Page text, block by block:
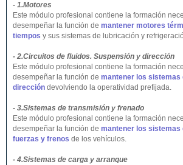
- 1.Motores
Este módulo profesional contiene la formación
desempeñar la función de mantener motores
tiempos y sus sistemas de lubricación y
- 2.Circuitos de fluidos. Suspensión y dirección
Este módulo profesional contiene la formación
desempeñar la función de mantener los sistemas
dirección devolviendo la operatividad prefijada.
- 3.Sistemas de transmisión y frenado
Este módulo profesional contiene la formación
desempeñar la función de mantener los sistemas
fuerzas y frenos de los vehículos.
- 4.Sistemas de carga y arranque